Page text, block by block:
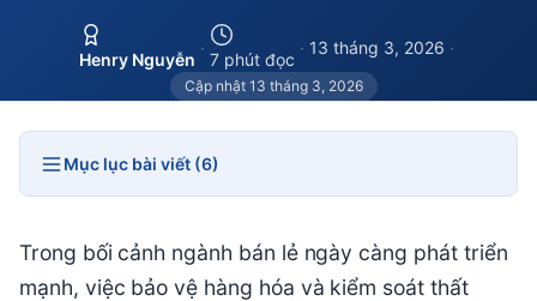
Henry Nguyễn
·
7 phút đọc
· 13 tháng 3, 2026 ·
Cập nhật 13 tháng 3, 2026
Mục lục bài viết (6)
Trong bối cảnh ngành bán lẻ ngày càng phát triển
mạnh, việc bảo vệ hàng hóa và kiểm soát thất